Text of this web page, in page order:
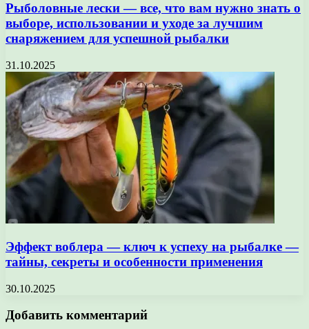
Рыболовные лески — все, что вам нужно знать о
выборе, использовании и уходе за лучшим
снаряжением для успешной рыбалки
31.10.2025
Эффект воблера — ключ к успеху на рыбалке —
тайны, секреты и особенности применения
30.10.2025
Добавить комментарий